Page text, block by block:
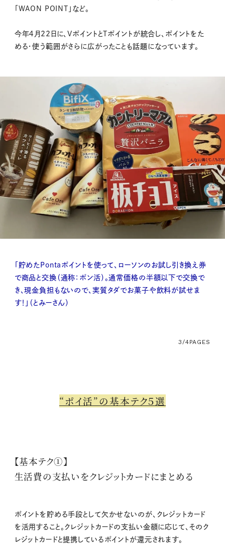
「WAON POINT」など。
今年４月22日に、VポイントとTポイントが統合し、ポイントをた
める・使う範囲がさらに広がったことも話題になっています。
「貯めたPontaポイントを使って、ローソンのお試し引き換え券
で商品と交換（通称：ポン活）。通常価格の半額以下で交換で
き、現金負担もないので、実質タダでお菓子や飲料が試せま
す！」（とみーさん）
3/4PAGES
“ポイ活”の基本テク５選
【基本テク①】
生活費の支払いをクレジットカードにまとめる
ポイントを貯める手段として欠かせないのが、クレジットカード
を活用すること。クレジットカードの支払い金額に応じて、そのク
レジットカードと提携しているポイントが還元されます。